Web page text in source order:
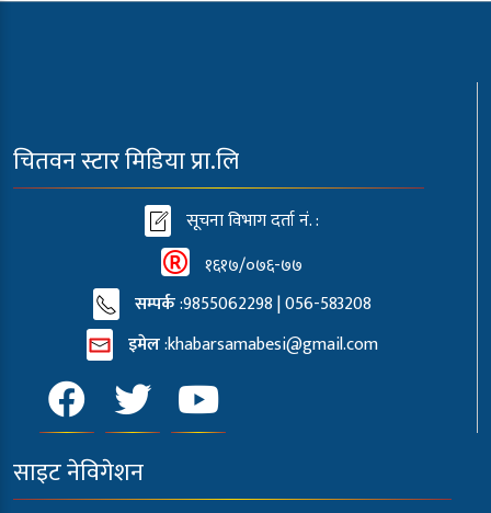
चितवन स्टार मिडिया प्रा.लि
सूचना विभाग दर्ता नं. :
१६१७/०७६-७७
सम्पर्क:9855062298 | 056-583208
इमेल:khabarsamabesi@gmail.com
साइट नेविगेशन